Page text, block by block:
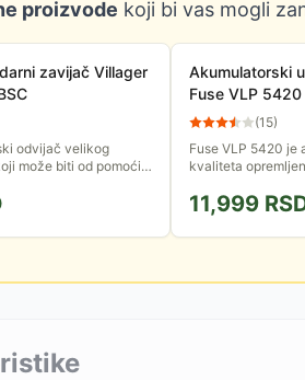
proizvode koji bi vas mogli
zavijač Villager
odvijač velikog
može biti od pomoći
Akumulatorski
Fuse VLP
(15)
Fuse VLP 5420 je
kvaliteta
obrtnog momenta.
11,999